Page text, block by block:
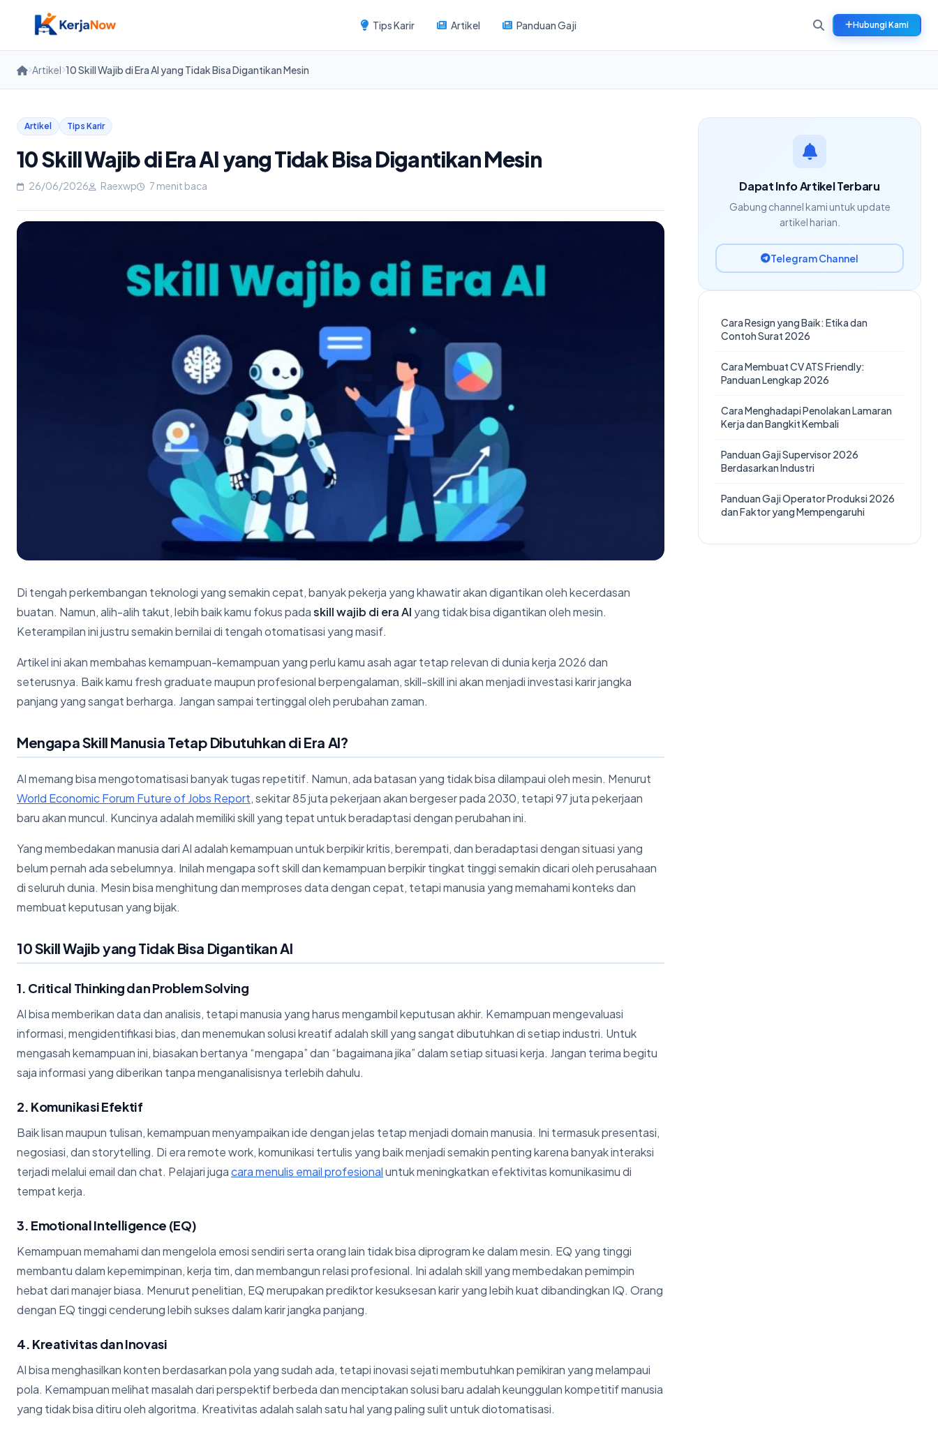
Tips Karir Artikel Panduan Gaji Hubungi Kami
Artikel 10 Skill Wajib di Era AI yang Tidak Bisa Digantikan Mesin
Artikel Tips Karir
10 Skill Wajib di Era AI yang Tidak Bisa Digantikan Mesin
26/06/2026 Raexwp 7 menit baca
Di tengah perkembangan teknologi yang semakin cepat, banyak pekerja yang khawatir akan digantikan oleh kecerdasan
buatan. Namun, alih-alih takut, lebih baik kamu fokus padaskill wajib di era AI yang tidak bisa digantikan oleh mesin.
Keterampilan ini justru semakin bernilai di tengah otomatisasi yang masif.
Artikel ini akan membahas kemampuan-kemampuan yang perlu kamu asah agar tetap relevan di dunia kerja 2026 dan
seterusnya. Baik kamu fresh graduate maupun profesional berpengalaman, skill-skill ini akan menjadi investasi karir jangka
panjang yang sangat berharga. Jangan sampai tertinggal oleh perubahan zaman.
Mengapa Skill Manusia Tetap Dibutuhkan di Era AI?
AI memang bisa mengotomatisasi banyak tugas repetitif. Namun, ada batasan yang tidak bisa dilampaui oleh mesin. Menurut
World Economic Forum Future of Jobs Report, sekitar 85 juta pekerjaan akan bergeser pada 2030, tetapi 97 juta pekerjaan
baru akan muncul. Kuncinya adalah memiliki skill yang tepat untuk beradaptasi dengan perubahan ini.
Yang membedakan manusia dari AI adalah kemampuan untuk berpikir kritis, berempati, dan beradaptasi dengan situasi yang
belum pernah ada sebelumnya. Inilah mengapa soft skill dan kemampuan berpikir tingkat tinggi semakin dicari oleh perusahaan
di seluruh dunia. Mesin bisa menghitung dan memproses data dengan cepat, tetapi manusia yang memahami konteks dan
membuat keputusan yang bijak.
10 Skill Wajib yang Tidak Bisa Digantikan AI
1. Critical Thinking dan Problem Solving
AI bisa memberikan data dan analisis, tetapi manusia yang harus mengambil keputusan akhir. Kemampuan mengevaluasi
informasi, mengidentifikasi bias, dan menemukan solusi kreatif adalah skill yang sangat dibutuhkan di setiap industri. Untuk
mengasah kemampuan ini, biasakan bertanya “mengapa” dan “bagaimana jika” dalam setiap situasi kerja. Jangan terima begitu
saja informasi yang diberikan tanpa menganalisisnya terlebih dahulu.
2. Komunikasi Efektif
Baik lisan maupun tulisan, kemampuan menyampaikan ide dengan jelas tetap menjadi domain manusia. Ini termasuk presentasi,
negosiasi, dan storytelling. Di era remote work, komunikasi tertulis yang baik menjadi semakin penting karena banyak interaksi
terjadi melalui email dan chat. Pelajari jugacara menulis email profesionaluntuk meningkatkan efektivitas komunikasimu di
tempat kerja.
3. Emotional Intelligence (EQ)
Kemampuan memahami dan mengelola emosi sendiri serta orang lain tidak bisa diprogram ke dalam mesin. EQ yang tinggi
membantu dalam kepemimpinan, kerja tim, dan membangun relasi profesional. Ini adalah skill yang membedakan pemimpin
hebat dari manajer biasa. Menurut penelitian, EQ merupakan prediktor kesuksesan karir yang lebih kuat dibandingkan IQ. Orang
dengan EQ tinggi cenderung lebih sukses dalam karir jangka panjang.
4. Kreativitas dan Inovasi
AI bisa menghasilkan konten berdasarkan pola yang sudah ada, tetapi inovasi sejati membutuhkan pemikiran yang melampaui
pola. Kemampuan melihat masalah dari perspektif berbeda dan menciptakan solusi baru adalah keunggulan kompetitif manusia
yang tidak bisa ditiru oleh algoritma. Kreativitas adalah salah satu hal yang paling sulit untuk diotomatisasi.
Dapat Info Artikel Terbaru
Gabung channel kami untuk update
artikel harian.
Telegram Channel
Cara Resign yang Baik: Etika dan
Contoh Surat 2026
Cara Membuat CV ATS Friendly:
Panduan Lengkap 2026
Cara Menghadapi Penolakan Lamaran
Kerja dan Bangkit Kembali
Panduan Gaji Supervisor 2026
Berdasarkan Industri
Panduan Gaji Operator Produksi 2026
dan Faktor yang Mempengaruhi